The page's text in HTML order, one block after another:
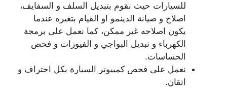
للسيارات حيث نقوم بتبديل السلف و السفايف،
اصلاح و صيانة الدينمو او القيام بتغيره عندما
يكون اصلاحه غير ممكن، كما نعمل على برمجة
الكهرباء و تبديل البواجي و الفيوزات و فحص
الحساسات.
نعمل على فحص كمبيوتر السيارة بكل احتراف و
اتقان.